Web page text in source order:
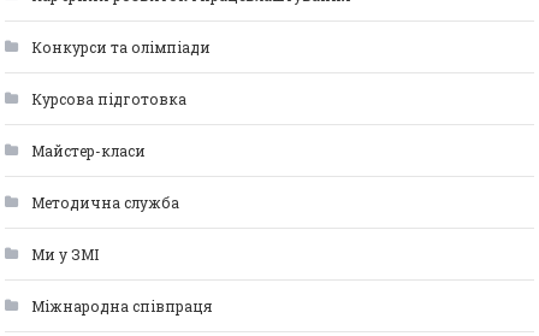
Конкурси та олімпіади
Курсова підготовка
Майстер-класи
Методична служба
Ми у ЗМІ
Міжнародна співпраця